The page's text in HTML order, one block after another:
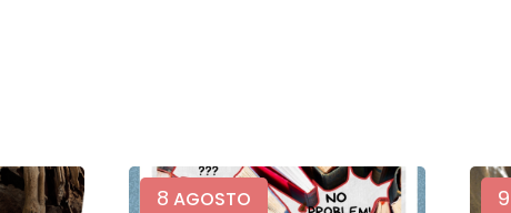
8 AGOSTO 9